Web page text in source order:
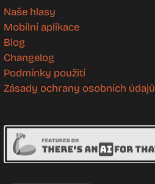
Naše hlasy
Mobilní aplikace
Blog
Changelog
Podmínky použití
Zásady ochrany osobních údajů